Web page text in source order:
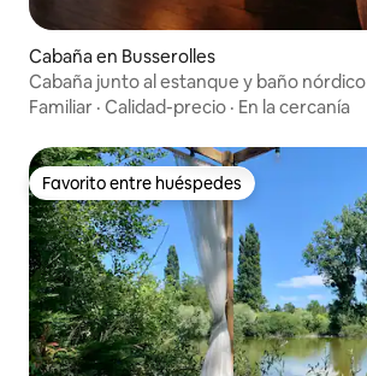
Cabaña en Busserolles
Cabaña junto al estanque y baño nórdico
Familiar · Calidad-precio · En la cercanía
Favorito entre huéspedes
Favorito entre huéspedes